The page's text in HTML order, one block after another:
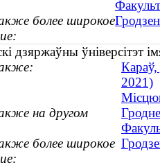
более широкое
дзяржаўны ўніверсітэт
2021)
на другом
более широкое